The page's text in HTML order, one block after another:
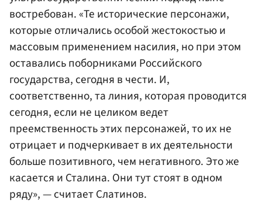
востребован. «Те исторические персонажи,
которые отличались особой жестокостью и
массовым применением насилия, но при этом
оставались поборниками Российского
государства, сегодня в чести. И,
соответственно, та линия, которая проводится
сегодня, если не целиком ведет
преемственность этих персонажей, то их не
отрицает и подчеркивает в их деятельности
больше позитивного, чем негативного. Это же
касается и Сталина. Они тут стоят в одном
ряду», — считает Слатинов.